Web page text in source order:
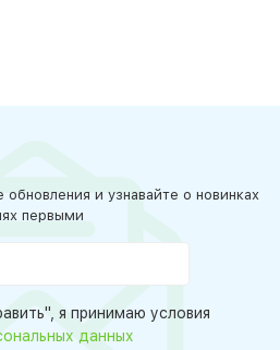
и узнавайте о новинках
первыми
я принимаю условия
данных